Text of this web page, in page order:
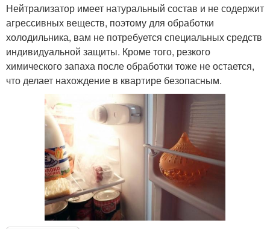
Нейтрализатор имеет натуральный состав и не содержит
агрессивных веществ, поэтому для обработки
холодильника, вам не потребуется специальных средств
индивидуальной защиты. Кроме того, резкого
химического запаха после обработки тоже не остается,
что делает нахождение в квартире безопасным.